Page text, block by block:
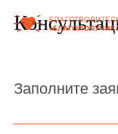
Заполните